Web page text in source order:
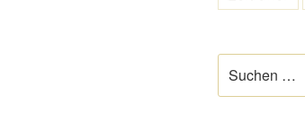
nach: